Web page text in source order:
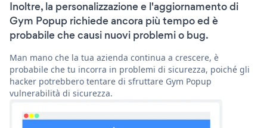
Inoltre, la personalizzazione e l'aggiornamento di
Gym Popup richiede ancora più tempo ed è
probabile che causi nuovi problemi o bug.
Man mano che la tua azienda continua a crescere, è
probabile che tu incorra in problemi di sicurezza, poiché gli
hacker potrebbero tentare di sfruttare Gym Popup
vulnerabilità di sicurezza.